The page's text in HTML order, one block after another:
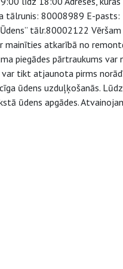
tālrunis: 80008989 E-pasts:
tālr.80002122
mainīties atkarībā no
piegādes pārtraukums
tikt atjaunota pirms
ūdens uzduļķošanās.
ūdens apgādes.